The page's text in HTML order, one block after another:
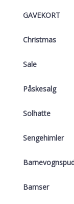
GAVEKORT
Christmas
Sale
Påskesalg
Solhatte
Sengehimler
Bamser